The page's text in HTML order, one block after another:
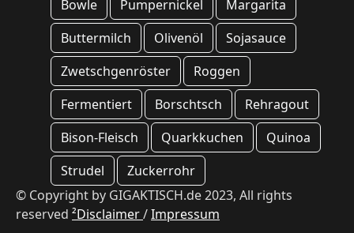
Bowle
Pumpernickel
Margarita
Buttermilch
Olivenöl
Sojasauce
Zwetschgenröster
Roggen
Fermentiert
Borschtsch
Rehragout
Bison-Fleisch
Quarkkuchen
Quinoa
Strudel
Zuckerrohr
© Copyright by GIGAKTISCH.de 2023, All rights
reserved ²Disclaimer/Impressum